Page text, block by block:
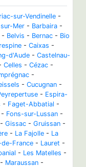
sur-Vendinelle -
Mer - Barbaira -
- Belvis - Bernac - Bio
- Caixas -
d'Aude - Castelnau-
Celles - Cézac -
-
- Cucugnan -
- Espira-
- Faget-Abbatial -
- Fons-sur-Lussan -
- Gissac - Gruissan -
- La Fajolle - La
France - Lauret -
- Les Matelles -
- Maraussan -